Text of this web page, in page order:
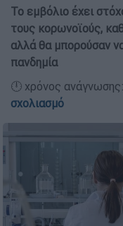
Το εμβόλιο έχει
τους κορωνοϊούς,
αλλά θα μπορούσαν
πανδημία
🕛 χρόνος
σχολιασμό